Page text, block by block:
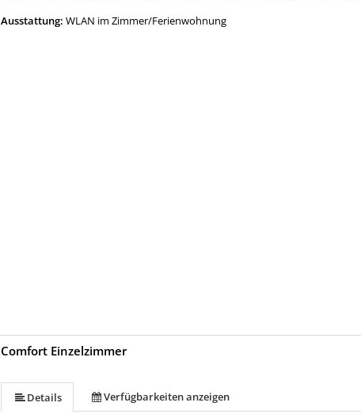
Ausstattung:WLAN im Zimmer/Ferienwohnung
Comfort Einzelzimmer
Details Verfügbarkeiten anzeigen